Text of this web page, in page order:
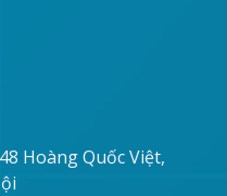
Hoàng Quốc Việt,